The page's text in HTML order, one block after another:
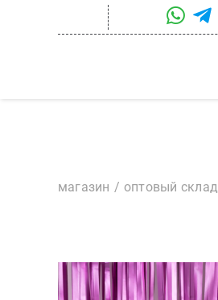
магазин оптовый склад